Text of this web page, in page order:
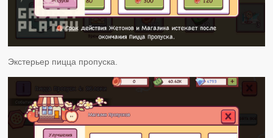
Экстерьер пицца пропуска.